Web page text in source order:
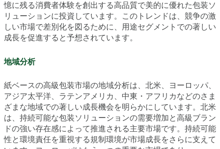
憶に残る消費者体験を創出する高品質で美的に優れた包装ソ
リューションに投資しています。このトレンドは、競争の激
しい市場で差別化を図るために、用途セグメントでの著しい
成長を促進すると予想されています。
地域分析
紙ベースの高級包装市場の地域分析は、北米、ヨーロッパ、
アジア太平洋、ラテンアメリカ、中東・アフリカなどのさま
ざまな地域での著しい成長機会を明らかにしています。北米
は、持続可能な包装ソリューションの需要増加と高級ブラン
ドの強い存在感によって推進される主要市場です。持続可能
性と環境責任を重視する規制環境が市場成長をさらに支えて